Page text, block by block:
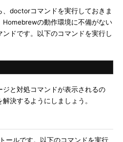
doctorコマンドを実行しておきま
Homebrewの動作環境に不備がない
ドです。以下のコマンドを実行し
と対処コマンドが表示されるの
決するようにしましょう。
ールです。以下のコマンドを実行